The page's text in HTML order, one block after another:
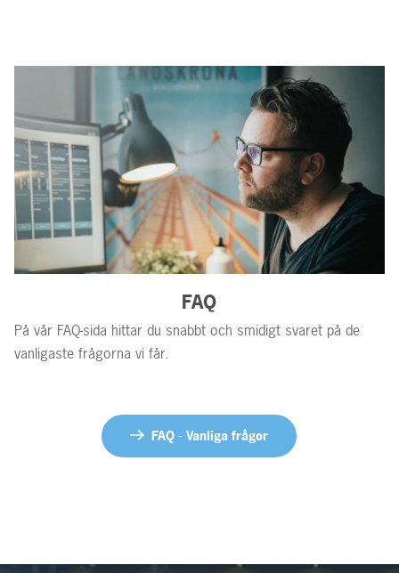
FAQ
På vår FAQ-sida hittar du snabbt och smidigt svaret på de
vanligaste frågorna vi får.
FAQ - Vanliga frågor